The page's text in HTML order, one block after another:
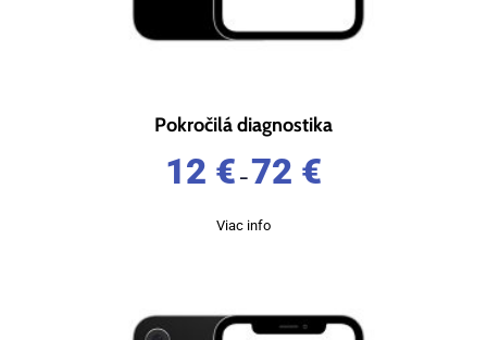
Pokročilá diagnostika
12 € – 72 €
Viac info